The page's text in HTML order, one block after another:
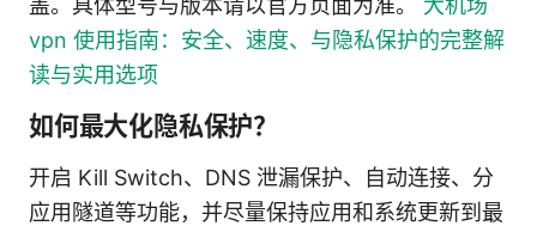
盖。具体型号与版本请以官方页面为准。 大机场
vpn 使用指南：安全、速度、与隐私保护的完整解
读与实用选项
如何最大化隐私保护？
开启 Kill Switch、DNS 泄漏保护、自动连接、分
应用隧道等功能，并尽量保持应用和系统更新到最